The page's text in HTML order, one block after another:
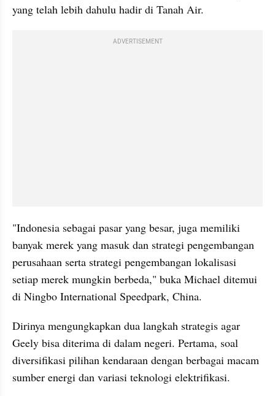
yang telah lebih dahulu hadir di Tanah Air.
ADVERTISEMENT
"Indonesia sebagai pasar yang besar, juga memiliki
banyak merek yang masuk dan strategi pengembangan
perusahaan serta strategi pengembangan lokalisasi
setiap merek mungkin berbeda," buka Michael ditemui
di Ningbo International Speedpark, China.
Dirinya mengungkapkan dua langkah strategis agar
Geely bisa diterima di dalam negeri. Pertama, soal
diversifikasi pilihan kendaraan dengan berbagai macam
sumber energi dan variasi teknologi elektrifikasi.